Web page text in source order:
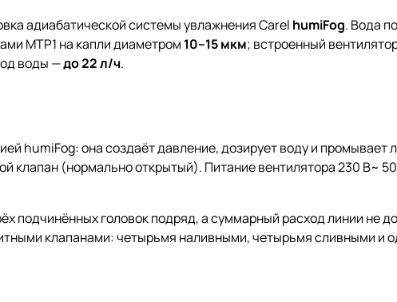
адиабатической системы увлажнения Carel humiFog. Вода
MTP1 на капли диаметром 10–15 мкм; встроенный
воды —до 22 л/ч.
humiFog: она создаёт давление, дозирует воду и
клапан (нормально открытый). Питание вентилятора 230 В~
подчинённых головок подряд, а суммарный расход линии не
клапанами: четырьмя наливными, четырьмя сливными и